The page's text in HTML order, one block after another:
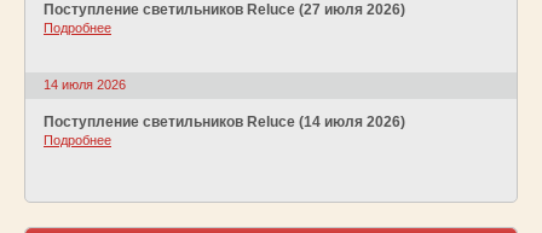
Поступление светильников Reluce (27 июля 2026)
Подробнее
14 июля 2026
Поступление светильников Reluce (14 июля 2026)
Подробнее